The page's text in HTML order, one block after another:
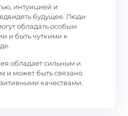
интуицией и
будущее. Люди
обладать особым
и быть чуткими к
обладает сильным и
и может быть связано
качествами.